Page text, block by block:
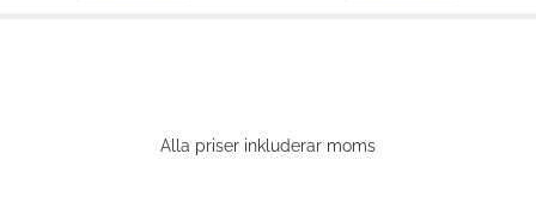
Alla priser inkluderar moms